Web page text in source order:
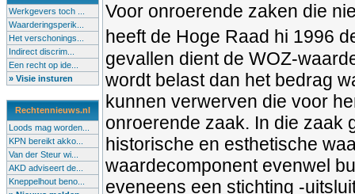
Werkgevers toch ...
Waarderingsperik...
Het verschonings...
Indirect discrim...
Een recht op ide...
» Visie insturen
Rechtennieuws.nl
Loods mag worden...
KPN bereikt akko...
Van der Steur wi...
AKD adviseert de...
Kneppelhout beno...
Voor onroerende zaken die
heeft de Hoge Raad hi 1996
gevallen dient de WOZ-
wordt belast dan het bedrag
kunnen verwerven die voor
onroerende zaak. In die zaak
historische en esthetische
waardecomponent evenwel
eveneens een stichting -